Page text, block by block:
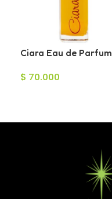
Ciara Eau de Parfum
$ 70.000